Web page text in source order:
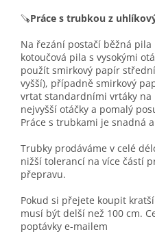
🪚Práce s trubkou z
Na řezání postačí běžná
kotoučová pila s vysokými
použít smirkový papír
vyšší), případně smirkový
vrtat standardními vrtáky na
nejvyšší otáčky a pomalý
Práce s trubkami je snadná
Trubky prodáváme v celé
nižší tolerancí na více částí
přepravu.
Pokud si přejete koupit
musí být delší než 100 cm.
poptávky e-mailem